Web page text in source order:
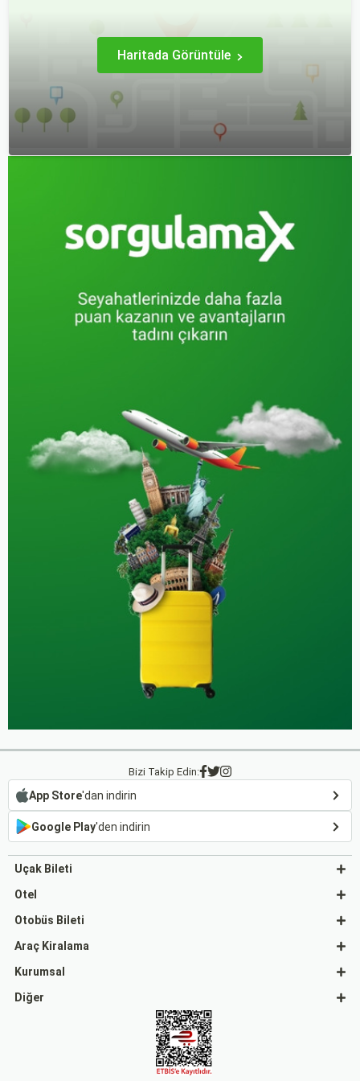
Haritada Görüntüle
Bizi Takip Edin:
App Store'dan indirin
Google Play'den indirin
Uçak Bileti
Otel
Otobüs Bileti
Araç Kiralama
Kurumsal
Diğer